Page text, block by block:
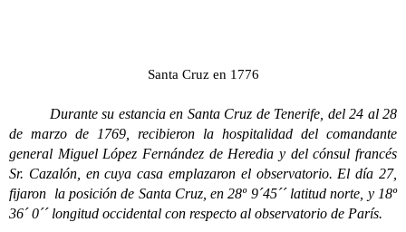
Santa Cruz en 1776
Durante su estancia en Santa Cruz de Tenerife, del 24 al 28
de marzo de 1769, recibieron la hospitalidad del comandante
general Miguel López Fernández de Heredia y del cónsul francés
Sr. Cazalón, en cuya casa emplazaron el observatorio. El día 27,
fijaron la posición de Santa Cruz, en 28º 9´45´´ latitud norte, y 18º
36´ 0´´ longitud occidental con respecto al observatorio de París.